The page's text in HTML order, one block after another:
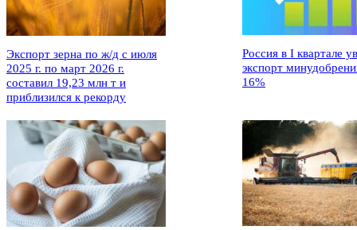
Экспорт зерна по ж/д с июля
2025 г. по март 2026 г.
составил 19,23 млн т и
приблизился к рекорду
Россия в I квартале
экспорт
16%